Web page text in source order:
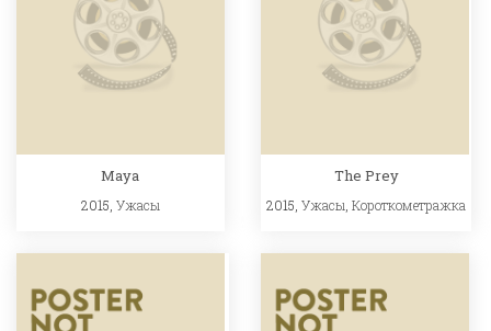
Maya
2015, Ужасы
The Prey
2015,Ужасы,Короткометражка